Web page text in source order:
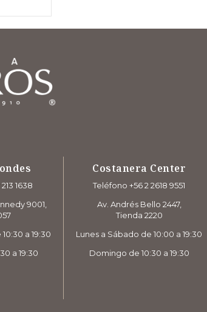
1638
9001,
a 19:30
a 19:30
Costanera Center
Teléfono +56 2 2618 9551
Av. Andrés Bello 2447,
Tienda 2220
Lunes a Sábado de 10:00 a 19:30
Domingo de 10:30 a 19:30